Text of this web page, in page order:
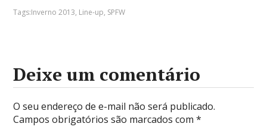
Tags:Inverno 2013, Line-up, SPFW
Deixe um comentário
O seu endereço de e-mail não será publicado.
Campos obrigatórios são marcados com*